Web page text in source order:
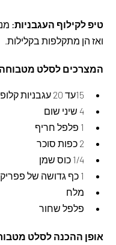
טיפ לקילוף העגבניות:
ואז הן מתקלפות בקלילות.
המצרכים לסלט
15עד 20 עגבניות קלופות, חתוכות לקוביות ומסוננות מנוזלים
4 שיני שום
1 פלפל חריף
2 כפות סוכר
1/4 כוס שמן
1 כף גדושה של פפריקה
מלח
פלפל שחור
אופן ההכנה לסלט